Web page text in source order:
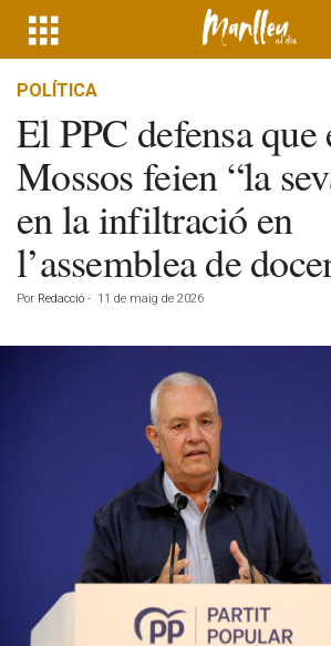
POLÍTICA
El PPC defensa que
Mossos feien “la
en la infiltració en
l’assemblea de
Por Redacció - 11 de maig de 2026